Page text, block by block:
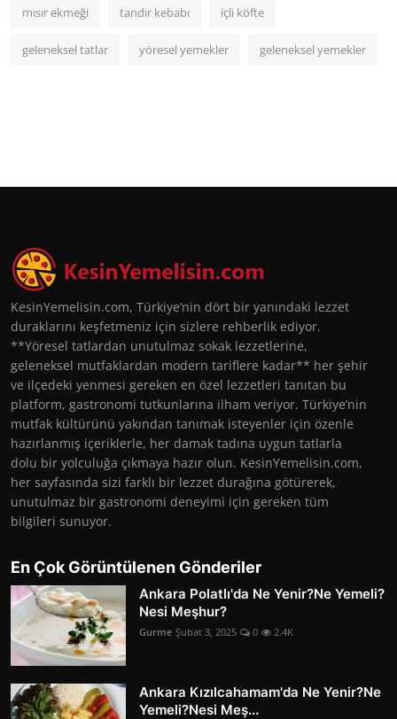
mısır ekmeği tandır kebabı içli köfte
geleneksel tatlar yöresel yemekler geleneksel yemekler
KesinYemelisin.com, Türkiye’nin dört bir yanındaki lezzet
duraklarını keşfetmeniz için sizlere rehberlik ediyor.
**Yöresel tatlardan unutulmaz sokak lezzetlerine,
geleneksel mutfaklardan modern tariflere kadar** her şehir
ve ilçedeki yenmesi gereken en özel lezzetleri tanıtan bu
platform, gastronomi tutkunlarına ilham veriyor. Türkiye’nin
mutfak kültürünü yakından tanımak isteyenler için özenle
hazırlanmış içeriklerle, her damak tadına uygun tatlarla
dolu bir yolculuğa çıkmaya hazır olun. KesinYemelisin.com,
her sayfasında sizi farklı bir lezzet durağına götürerek,
unutulmaz bir gastronomi deneyimi için gereken tüm
bilgileri sunuyor.
En Çok Görüntülenen Gönderiler
Ankara Polatlı'da Ne Yenir?Ne Yemeli?
Nesi Meşhur?
Gurme Şubat 3, 2025 0 2.4K
Ankara Kızılcahamam'da Ne Yenir?Ne
Yemeli?Nesi Meş...